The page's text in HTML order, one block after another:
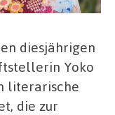
diesjährigen
Yoko
literarische
die zur